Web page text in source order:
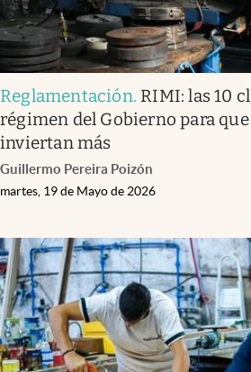
Reglamentación. RIMI: las 10
régimen del Gobierno para
inviertan más
Guillermo Pereira Poizón
martes, 19 de Mayo de 2026